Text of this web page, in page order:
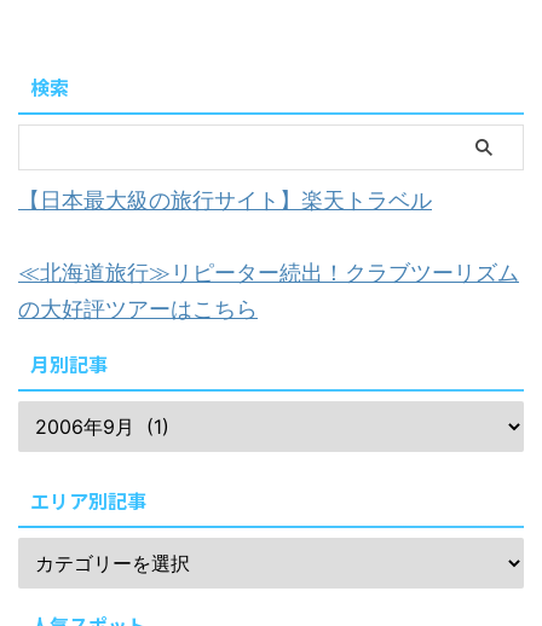
検索
【日本最大級の旅行サイト】楽天トラベル
≪北海道旅行≫リピーター続出！クラブツーリズム
の大好評ツアーはこちら
月別記事
エリア別記事